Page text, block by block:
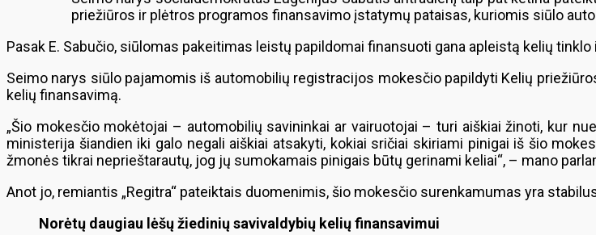
priežiūros ir plėtros programos finansavimo įstatymų pataisas, kuriomis siūlo
Pasak E. Sabučio, siūlomas pakeitimas leistų papildomai finansuoti gana apleistą kelių
Seimo narys siūlo pajamomis iš automobilių registracijos mokesčio papildyti Kelių
kelių finansavimą.
„Šio mokesčio mokėtojai – automobilių savininkai ar vairuotojai – turi aiškiai žinoti, kur
ministerija šiandien iki galo negali aiškiai atsakyti, kokiai sričiai skiriami pinigai iš šio
žmonės tikrai neprieštarautų, jog jų sumokamais pinigais būtų gerinami keliai“, – mano
Anot jo, remiantis „Regitra“ pateiktais duomenimis, šio mokesčio surenkamumas yra
Norėtų daugiau lėšų žiedinių savivaldybių kelių finansavimui